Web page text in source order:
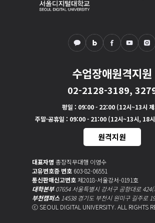
수업장애원격지원
02-2128-3189,
평일 : 09:00 - 22:00 (12시~13시
주말·공휴일 : 09:00 - 21:00 (12시~13시, 18
원격지원
대표자명 총장직무대행 이영수
고유번호증 번호 603-82-06551
통신판매신고번호제2018-서울강서-0191호
대학본부07654 서울특별시 강서구 공항대로
부천캠퍼스14538 경기도 부천시 원미구 길주로
ⓒ SEOUL DIGITAL UNIVERSITY. ALL RIGHTS